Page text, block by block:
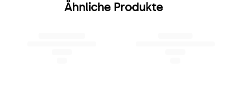
Ähnliche Produkte